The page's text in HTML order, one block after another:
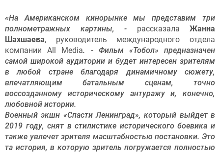
«На Американском кинорынке мы представим три
полнометражных картины, - рассказала Жанна
Шахшаева, руководитель международного отдела
компании All Media. - Фильм «Тобол» предназначен
самой широкой аудитории и будет интересен зрителям
в любой стране благодаря динамичному сюжету,
впечатляющим батальным сценам, точно
воссозданному историческому антуражу и, конечно,
любовной истории.
Военный экшн «Спасти Ленинград», который выйдет в
2019 году, снят в стилистике исторического боевика и
также увлечет зрителя масштабностью постановки. Это
та история, в которую зритель погружается полностью